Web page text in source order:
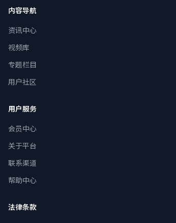
内容导航
资讯中心
视频库
专题栏目
用户社区
用户服务
会员中心
关于平台
联系渠道
帮助中心
法律条款